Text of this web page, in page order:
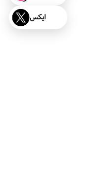
ایکس